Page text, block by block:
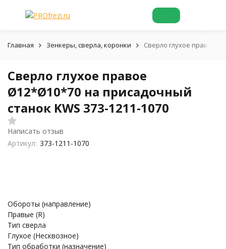
Главная Зенкеры, сверла, коронки Сверло глухое правое
Сверло глухое правое
Ø12*Ø10*70 на присадочный
станок KWS 373-1211-1070
Написать отзыв
Артикул: 373-1211-1070
Обороты (направление)
Правые (R)
Тип сверла
Глухое (Несквозное)
Тип обработки (назначение)